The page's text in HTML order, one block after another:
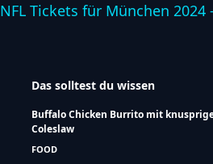
NFL Tickets für München
Das solltest du wissen
Buffalo Chicken Burrito mit
Coleslaw
FOOD